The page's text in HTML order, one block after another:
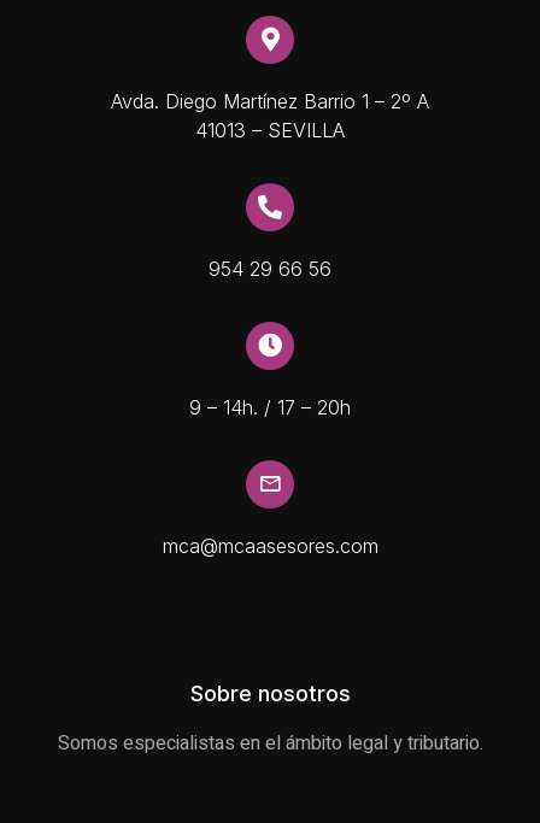
Avda. Diego Martínez Barrio 1 – 2º A
41013 – SEVILLA
954 29 66 56
9 – 14h. / 17 – 20h
mca@mcaasesores.com
Sobre nosotros
Somos especialistas en el ámbito legal y tributario.